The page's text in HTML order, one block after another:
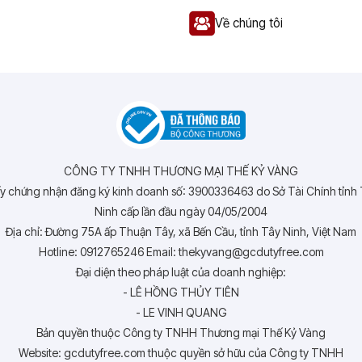
Về chúng tôi
CÔNG TY TNHH THƯƠNG MẠI THẾ KỶ VÀNG
chứng nhận đăng ký kinh doanh số: 3900336463 do Sở Tài Chính tỉnh
Ninh cấp lần đầu ngày 04/05/2004
Địa chỉ: Đường 75A ấp Thuận Tây, xã Bến Cầu, tỉnh Tây Ninh, Việt Nam
Hotline: 0912765246 Email: thekyvang@gcdutyfree.com
Đại diện theo pháp luật của doanh nghiệp:
- LÊ HỒNG THỦY TIÊN
- LE VINH QUANG
Bản quyền thuộc Công ty TNHH Thương mại Thế Kỷ Vàng
Website: gcdutyfree.com thuộc quyền sở hữu của Công ty TNHH